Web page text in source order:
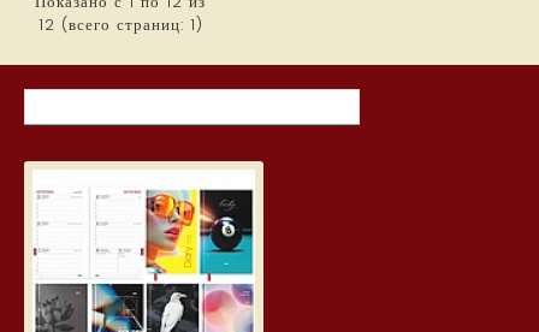
12 (всего страниц: 1)